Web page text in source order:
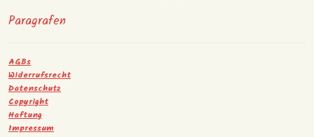
Paragrafen
AGBs
Widerrufsrecht
Datenschutz
Copyright
Haftung
Impressum